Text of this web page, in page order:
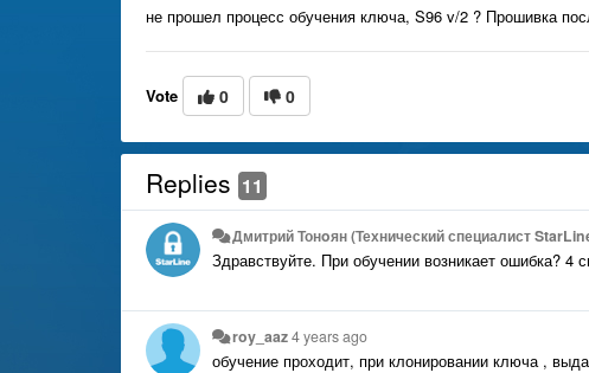
не прошел процесс обучения ключа, S96 v/2 ? Прошивка
Vote 0 0
Replies 11
Дмитрий Тонoян (Технический специалист
Здравствуйте. При обучении возникает ошибка? 4
roy_aaz4 years ago
обучение проходит, при клонировании ключа ,